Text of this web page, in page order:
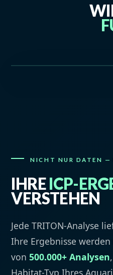
NICHT NUR DATEN —
IHREICP-
VERSTEHEN
Jede TRITON-Analyse
Ihre Ergebnisse
von500.000+ Analysen
Habitat-Typ Ihres